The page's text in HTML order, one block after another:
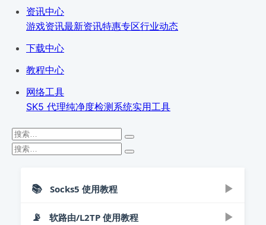
资讯中心
游戏资讯最新资讯特惠专区行业动态
下载中心
教程中心
网络工具
SK5 代理纯净度检测系统实用工具
📚 Socks5 使用教程 ▶
老鱼加速器-电脑端 ▶
📡 软路由/L2TP 使用教程 ▶